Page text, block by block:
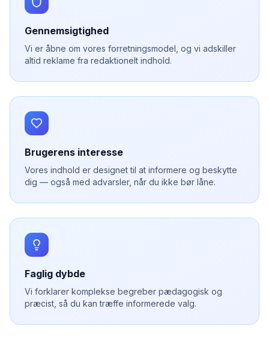
Gennemsigtighed
Vi er åbne om vores forretningsmodel, og vi adskiller
altid reklame fra redaktionelt indhold.
Brugerens interesse
Vores indhold er designet til at informere og beskytte
dig — også med advarsler, når du ikke bør låne.
Faglig dybde
Vi forklarer komplekse begreber pædagogisk og
præcist, så du kan træffe informerede valg.